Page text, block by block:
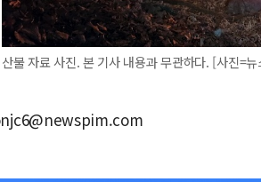
산불 자료 사진. 본 기사 내용과 무관하다. [사진=